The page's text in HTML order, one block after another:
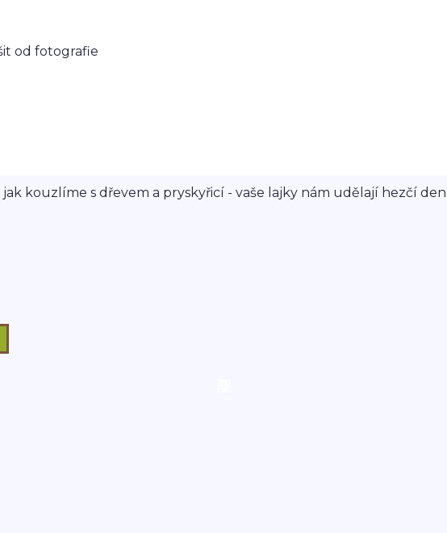
od fotografie
kouzlíme s dřevem a pryskyřicí - vaše lajky nám udělají hezčí den